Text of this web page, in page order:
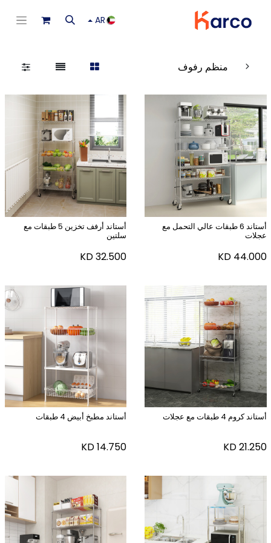
AR
منظم رفوف
أستاند 6 طبقات عالي التحمل مع
عجلات
KD 44.000
أستاند أرفف تخزين 5 طبقات مع
سلتين
KD32.500
أستاند كروم 4 طبقات مع عجلات
KD21.250
أستاند مطبخ أبيض 4 طبقات
KD14.750